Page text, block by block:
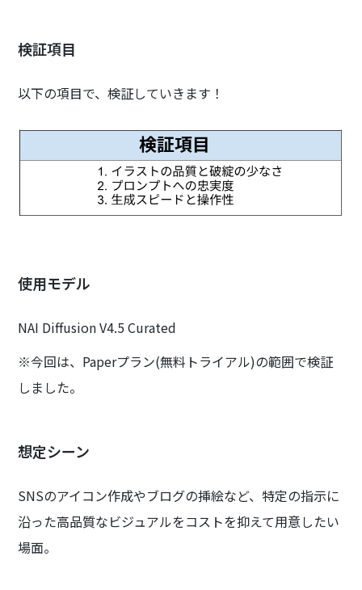
検証項目
以下の項目で、検証していきます！
使用モデル
NAI Diffusion V4.5 Curated
※今回は、Paperプラン(無料トライアル)の範囲で検証
しました。
想定シーン
SNSのアイコン作成やブログの挿絵など、特定の指示に
沿った高品質なビジュアルをコストを抑えて用意したい
場面。